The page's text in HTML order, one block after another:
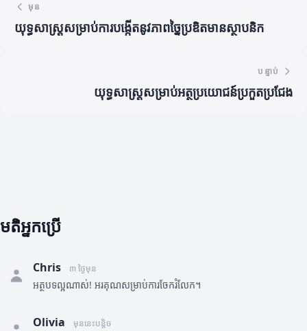
មុន
យុទ្ធសាស្ត្រសម្រាប់ការបង្កើតនូវភាពច្នៃប្រឌិតមានស្ថាបនិក
បន្ទាប់
យុទ្ធសាស្ត្រសម្រាប់អត្ថប្រយោជន៍ប្រកួតប្រជែង
មតិអ្នកប្រើ
Chris ៣ ថ្ងៃមុន
អត្ថបទល្អណាស់! អរគុណសម្រាប់ការចែករំលែក។
Olivia មុននេះបន្តិច